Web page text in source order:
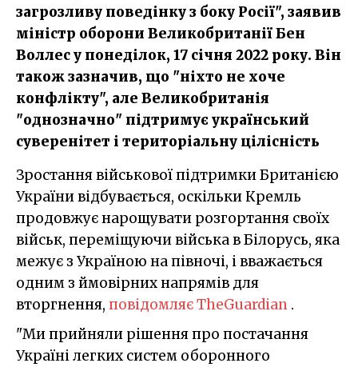
загрозливу поведінку з боку Росії", заявив
міністр оборони Великобританії Бен
Воллес у понеділок, 17 січня 2022 року. Він
також зазначив, що "ніхто не хоче
конфлікту", але Великобританія
"однозначно" підтримує український
суверенітет і територіальну цілісність
Зростання військової підтримки Британією
України відбувається, оскільки Кремль
продовжує нарощувати розгортання своїх
військ, переміщуючи війська в Білорусь, яка
межує з Україною на півночі, і вважається
одним з ймовірних напрямів для
вторгнення, повідомляє TheGuardian .
"Ми прийняли рішення про постачання
Україні легких систем оборонного